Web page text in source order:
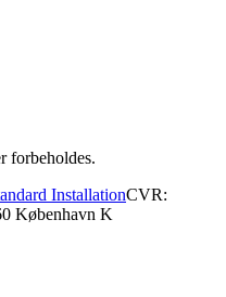
forbeholdes.
InstallationCVR:
København K